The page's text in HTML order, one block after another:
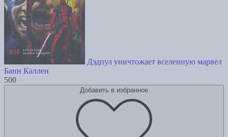
Дэдпул уничтожает вселенную марвел
Банн Каллен
500
Добавить в избранное